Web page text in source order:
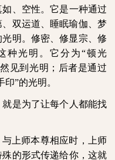
、空性。它是一种通过
双运道、睡眠瑜伽、梦
明。修密、修显宗、修
种光明。它分为“顿光
见到光明；后者是通过
”的光明。
是为了让每个人都能找
上师本尊相应时，上师
的形式传递给你，这就